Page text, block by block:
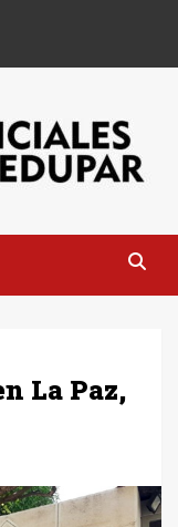
La Paz,